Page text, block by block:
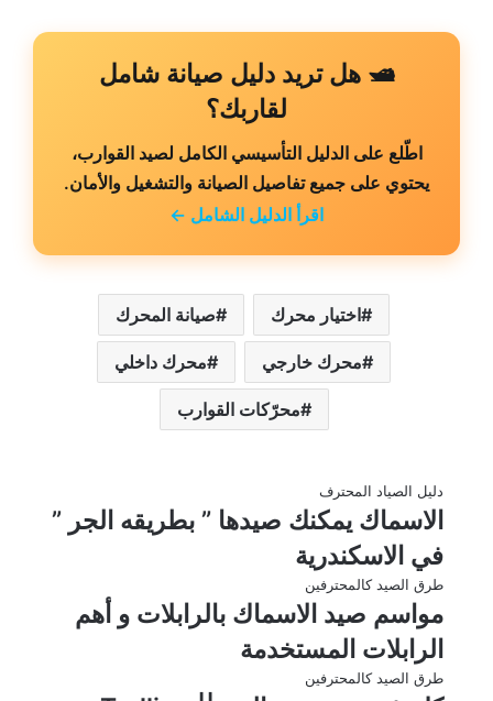
🛥️ هل تريد دليل صيانة شامل
لقاربك؟
اطّلع على الدليل التأسيسي الكامل لصيد القوارب،
يحتوي على جميع تفاصيل الصيانة والتشغيل والأمان.
اقرأ الدليل الشامل ←
اختيار محرك صيانة المحرك
محرك خارجي محرك داخلي
محرّكات القوارب
دليل الصياد المحترف
الاسماك يمكنك صيدها ” بطريقه الجر ”
في الاسكندرية
طرق الصيد كالمحترفين
مواسم صيد الاسماك بالرابلات و أهم
الرابلات المستخدمة
طرق الصيد كالمحترفين